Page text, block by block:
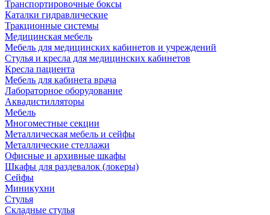
Транспортировочные боксы
Каталки гидравлические
Тракционные системы
Медицинская мебель
Мебель для медицинских кабинетов и учреждений
Стулья и кресла для медицинских кабинетов
Кресла пациента
Мебель для кабинета врача
Лабораторное оборудование
Аквадистилляторы
Мебель
Многоместные секции
Металлическая мебель и сейфы
Металлические стеллажи
Офисные и архивные шкафы
Шкафы для раздевалок (локеры)
Сейфы
Миникухни
Стулья
Складные стулья